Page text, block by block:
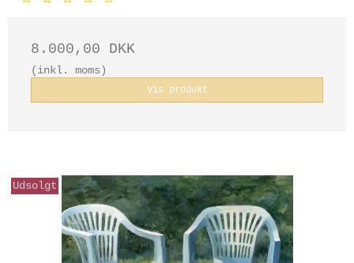
8.000,00 DKK
(inkl. moms)
Vis produkt
Udsolgt